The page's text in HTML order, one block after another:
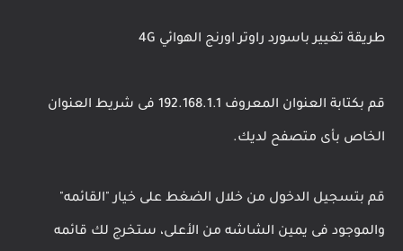
طريقة تغيير باسورد راوتر اورنج الهوائي 4G
قم بكتابة العنوان المعروف 192.168.1.1 فى شريط العنوان
الخاص بأى متصفح لديك.
قم بتسجيل الدخول من خلال الضغط على خيار "القائمه"
والموجود فى يمين الشاشه من الأعلى، ستخرج لك قائمه